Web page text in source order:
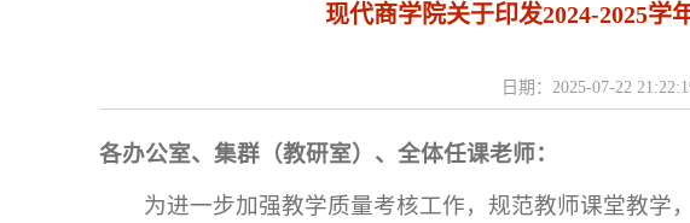
现代商学院关于印发2024-2025学
日期：2025-07-22
各办公室、集群（教研室）、全体任课老师：
为进一步加强教学质量考核工作，规范教师课堂教学